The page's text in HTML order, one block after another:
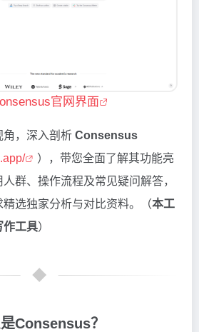
官网界面
角，深入剖析 Consensus
），带您全面了解其功能亮
群、操作流程及常见疑问解答，
选独家分析与对比资料。（本工
作工具）
Consensus？